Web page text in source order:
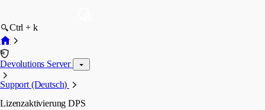
Ctrl + k
Devolutions Server
Support (Deutsch)
Lizenzaktivierung DPS